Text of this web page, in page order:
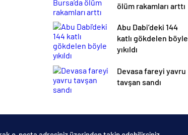
ölüm rakamları arttı
Abu Dabi’deki 144
katlı gökdelen böyle
yıkıldı
Devasa fareyi yavru
tavşan sandı